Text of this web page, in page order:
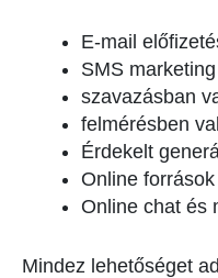
E-mail
SMS
szavazásban
felmérésben
Érdekelt
Online
Online chat és
Mindez lehetőséget